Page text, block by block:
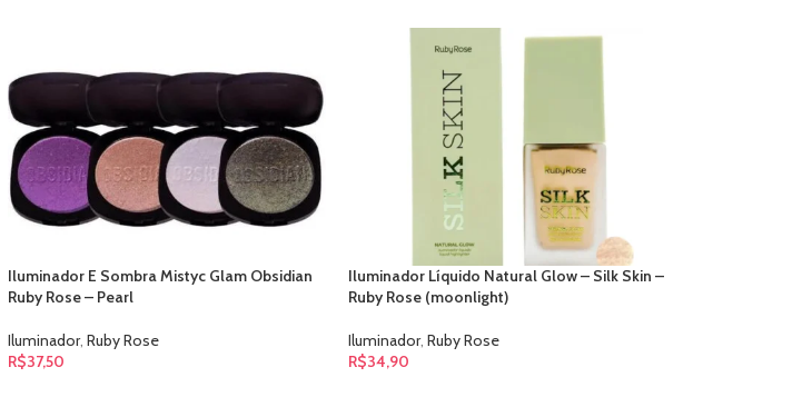
Iluminador E Sombra Mistyc Glam Obsidian
Ruby Rose – Pearl
Iluminador, Ruby Rose
R$37,50
Iluminador Líquido Natural Glow – Silk Skin –
Ruby Rose (moonlight)
Iluminador, Ruby Rose
R$34,90